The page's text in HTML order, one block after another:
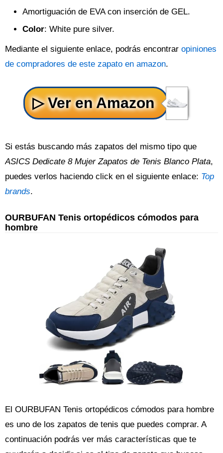
Amortiguación de EVA con inserción de GEL.
Color: White pure silver.
Mediante el siguiente enlace, podrás encontrar opiniones
de compradores de este zapato en amazon.
Si estás buscando más zapatos del mismo tipo que
ASICS Dedicate 8 Mujer Zapatos de Tenis Blanco Plata,
puedes verlos haciendo click en el siguiente enlace: Top
brands.
OURBUFAN Tenis ortopédicos cómodos para
hombre
El OURBUFAN Tenis ortopédicos cómodos para hombre
es uno de los zapatos de tenis que puedes comprar. A
continuación podrás ver más características que te